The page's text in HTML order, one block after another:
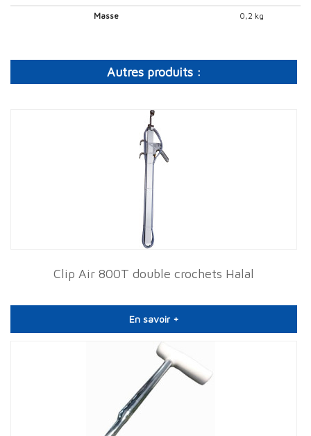
Masse
0,2 kg
Autres produits :
Clip Air 800T double crochets Halal
En savoir +